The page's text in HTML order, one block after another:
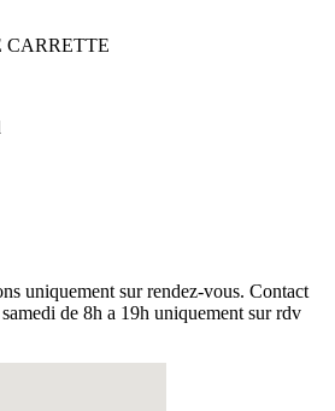
CARRETTE
uniquement sur rendez-vous. Contact
de 8h a 19h uniquement sur rdv